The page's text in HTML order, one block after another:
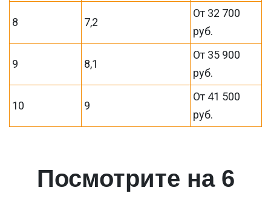
8 7,2
От 32 700
руб.
9 8,1
От 35 900
руб.
10 9
От 41 500
руб.
Посмотрите на 6